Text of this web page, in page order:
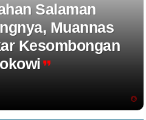
Salaman
Muannas
Kesombongan